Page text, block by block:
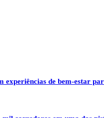
experiências de bem-estar